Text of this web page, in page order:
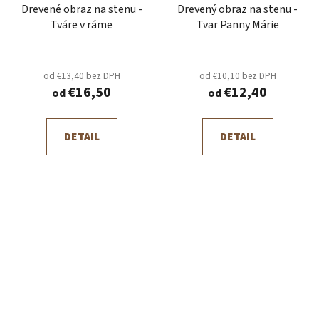
Drevené obraz na stenu -
Tváre v ráme
od €13,40 bez DPH
od€16,50
DETAIL
Drevený obraz na stenu -
Tvar Panny Márie
od €10,10 bez DPH
od€12,40
DETAIL